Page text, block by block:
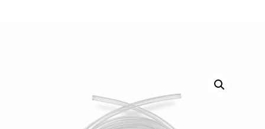
Accéder à la boutique